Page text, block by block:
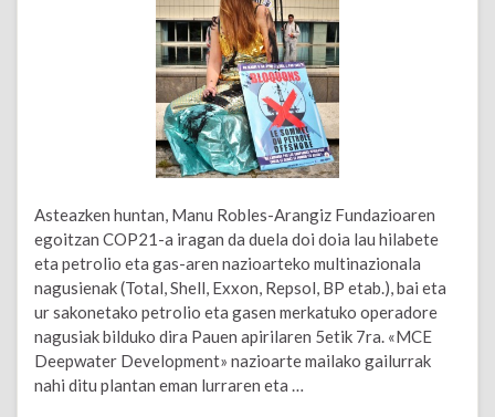
Asteazken huntan, Manu Robles-Arangiz Fundazioaren
egoitzan COP21-a iragan da duela doi doia lau hilabete
eta petrolio eta gas-aren nazioarteko multinazionala
nagusienak (Total, Shell, Exxon, Repsol, BP etab.), bai eta
ur sakonetako petrolio eta gasen merkatuko operadore
nagusiak bilduko dira Pauen apirilaren 5etik 7ra. «MCE
Deepwater Development» nazioarte mailako gailurrak
nahi ditu plantan eman lurraren eta …